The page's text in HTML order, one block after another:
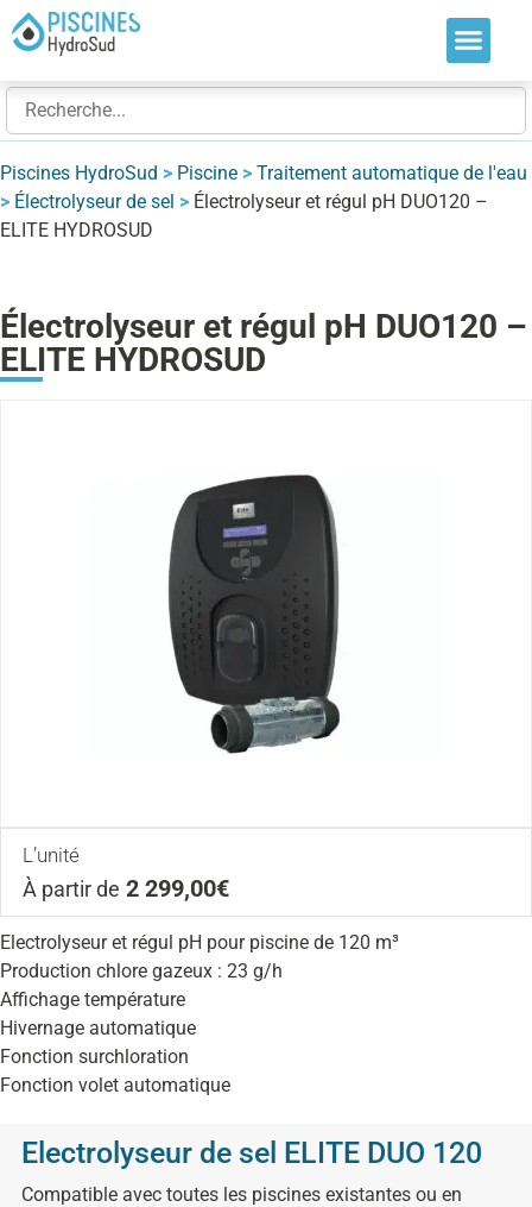
Piscines HydroSud > Piscine > Traitement automatique de l'eau
> Électrolyseur de sel > Électrolyseur et régul pH DUO120 –
ELITE HYDROSUD
Électrolyseur et régul pH DUO120 –
ELITE HYDROSUD
L’unité
À partir de 2 299,00€
Electrolyseur et régul pH pour piscine de 120 m³
Production chlore gazeux : 23 g/h
Affichage température
Hivernage automatique
Fonction surchloration
Fonction volet automatique
Electrolyseur de sel ELITE DUO 120
Compatible avec toutes les piscines existantes ou en